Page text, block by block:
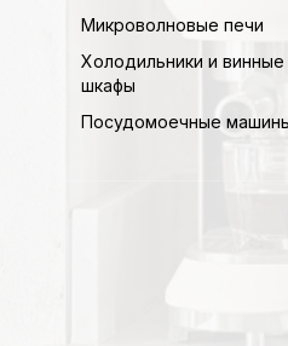
Микроволновые печи
Холодильники и винные
шкафы
Посудомоечные